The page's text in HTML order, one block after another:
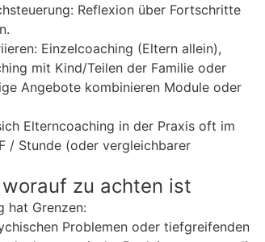
Reflexion über Fortschritte
Einzelcoaching (Eltern allein),
mit Kind/Teilen der Familie oder
Angebote kombinieren Module oder
Elterncoaching in der Praxis oft im
/ Stunde (oder vergleichbarer
zu achten ist
hat Grenzen:
Problemen oder tiefgreifenden